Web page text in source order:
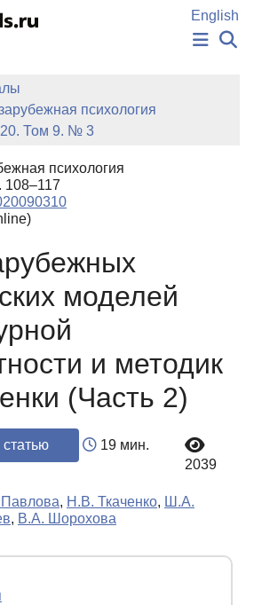
English
НОВОСТИ
ИЗДАНИЯ
АВТОРЫ
БАЗА ЗНАНИЙ
СЛОВА
психология
Том 9. № 3
психология
моделей
и методик
(Часть 2)
19 мин.
2039
, Н.В. Ткаченко, Ш.А.
, В.А. Шорохова